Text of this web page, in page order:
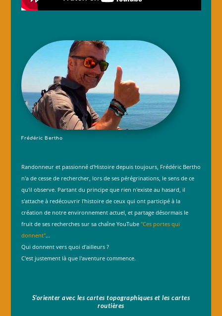
Frédéric Bertho
Randonneur et passionné d'Histoire depuis toujours, Frédéric Bertho
n'a de cesse de rechercher, lors de ses pérégrinations, le sens de ce
qu'il observe. Partant du principe que rien n'existe au hasard, il
s'attache à redécouvrir l'histoire de ceux qui ont participé à la
création de notre environnement actuel, et partage désormais le
fruit de ses recherches sur sa chaîne YouTube "Ces portes qui
donnent"...
Qui donnent vers quoi d'ailleurs ?
C'est justement là que l'aventure commence.
S’orienter avec les cartes topographiques et les cartes
routières